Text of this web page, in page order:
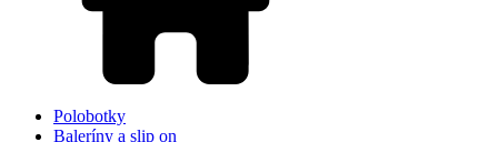
Polobotky
Baleríny a slip on